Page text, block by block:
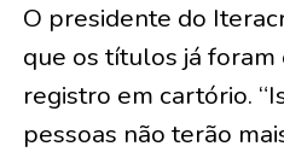
O presidente do
que os títulos já
registro em cartório.
pessoas não terão